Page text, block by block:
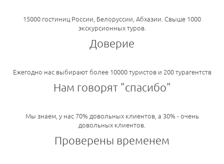
15000 гостиниц России, Белоруссии, Абхазии. Свыше 1000
экскурсионных туров.
Доверие
Ежегодно нас выбирают более 10000 туристов и 200 турагентств
Нам говорят "спасибо"
Мы знаем, у нас 70% довольных клиентов, а 30% - очень
довольных клиентов.
Проверены временем